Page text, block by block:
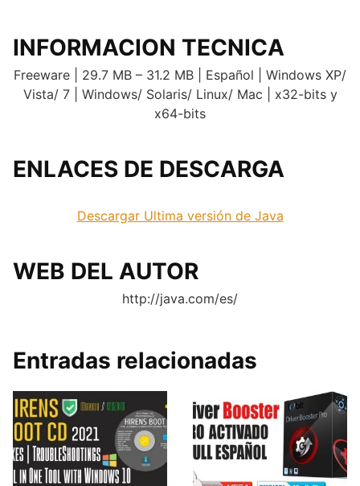
INFORMACION TECNICA
Freeware | 29.7 MB – 31.2 MB | Español | Windows XP/
Vista/ 7 | Windows/ Solaris/ Linux/ Mac | x32-bits y
x64-bits
ENLACES DE DESCARGA
Descargar Ultima versión de Java
WEB DEL AUTOR
http://java.com/es/
Entradas relacionadas